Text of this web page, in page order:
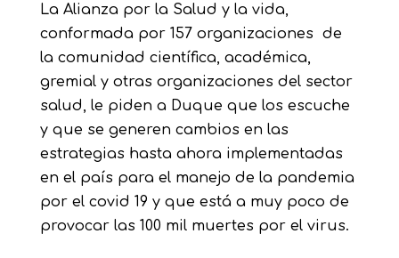
La Alianza por la Salud y la vida,
conformada por 157 organizaciones de
la comunidad científica, académica,
gremial y otras organizaciones del sector
salud, le piden a Duque que los escuche
y que se generen cambios en las
estrategias hasta ahora implementadas
en el país para el manejo de la pandemia
por el covid 19 y que está a muy poco de
provocar las 100 mil muertes por el virus.